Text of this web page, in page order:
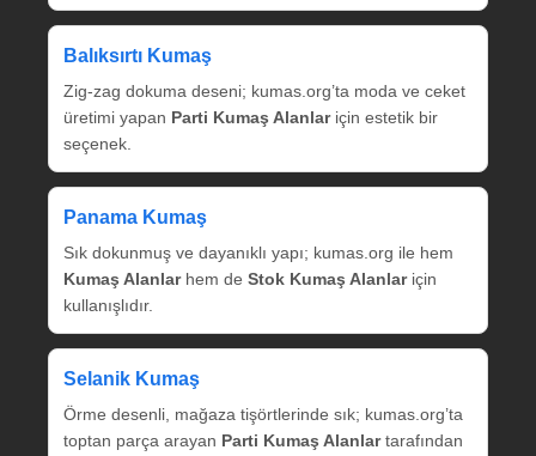
Balıksırtı Kumaş
Zig‑zag dokuma deseni; kumas.org’ta moda ve ceket
üretimi yapan Parti Kumaş Alanlariçin estetik bir
seçenek.
Panama Kumaş
Sık dokunmuş ve dayanıklı yapı; kumas.org ile hem
Kumaş Alanlarhem de Stok Kumaş Alanlariçin
kullanışlıdır.
Selanik Kumaş
Örme desenli, mağaza tişörtlerinde sık; kumas.org’ta
toptan parça arayan Parti Kumaş Alanlartarafından